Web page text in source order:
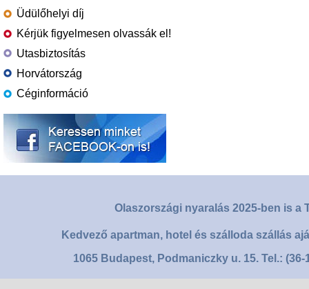
Üdülőhelyi díj
Kérjük figyelmesen olvassák el!
Utasbiztosítás
Horvátország
Céginformáció
Olaszországi nyaralás 2025-ben is a
Kedvező apartman, hotel és szálloda szállás
1065 Budapest, Podmaniczky u. 15. Tel.: